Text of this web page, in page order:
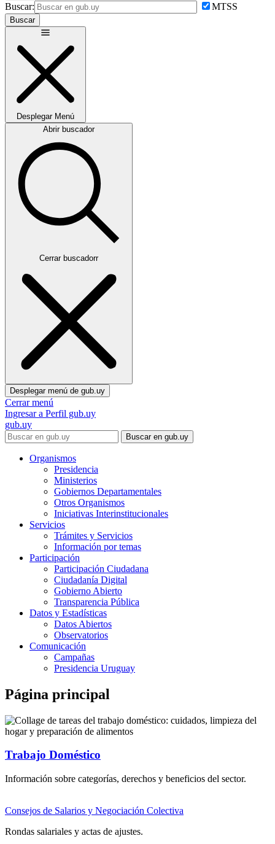
Buscar: MTSS
Buscar
Desplegar Menú
Abrir buscador
Cerrar buscadorr
Desplegar menú de gub.uy
Cerrar menú
Ingresar a Perfil gub.uy
gub.uy
Buscar en gub.uy
Organismos
Presidencia
Ministerios
Gobiernos Departamentales
Otros Organismos
Iniciativas Interinstitucionales
Servicios
Trámites y Servicios
Información por temas
Participación
Participación Ciudadana
Ciudadanía Digital
Gobierno Abierto
Transparencia Pública
Datos y Estadísticas
Datos Abiertos
Observatorios
Comunicación
Campañas
Presidencia Uruguay
Página principal
Trabajo Doméstico
Información sobre categorías, derechos y beneficios del sector.
Consejos de Salarios y Negociación Colectiva
Rondas salariales y actas de ajustes.